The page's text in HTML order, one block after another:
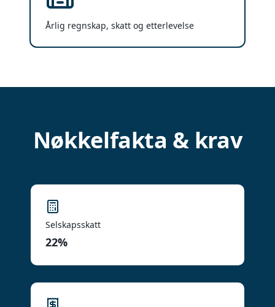
Årlig regnskap, skatt og etterlevelse
Nøkkelfakta & krav
Selskapsskatt
22%